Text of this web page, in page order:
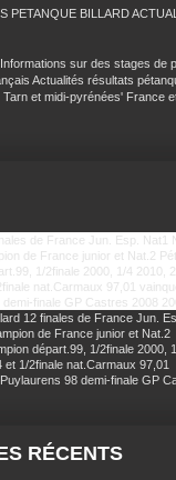
PETANQUE BILLARD
sur des stages de
Actualités résultats
Tarn et midi-pyrénées' France
12 finales de France Jun.
de France junior et Nat.2
départ.99, 1/2finale 2000,
et 1/2finale nat.Carmaux 97,01
98 demi-finale GP
RÉCENTS